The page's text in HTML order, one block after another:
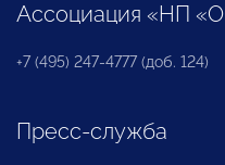
Ассоциация «НП
+7 (495) 247-4777 (доб. 124)
Пресс-служба